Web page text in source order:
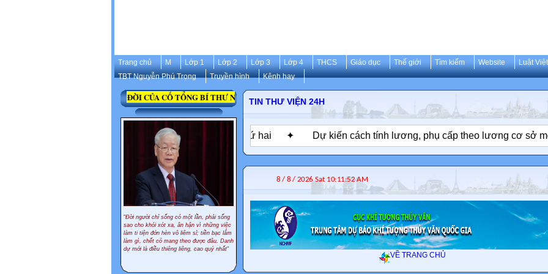
Trang chủ M Lớp 1 Lớp 2 Lớp 3 Lớp 4 THCS Giáo dục Thế giới Tìm kiếm Website Luật
TBT Nguyễn Phú Trọng
Truyền hình Kênh hay
SÂU SẮC, TÂM HUYẾT, ĐỂ ĐỜI CỦA CỐ TỔNG BÍ THƯ NGUYỄN PHÚ TRỌNG
"Đời người chỉ sống có một lần, phải sống
sao cho khỏi xót xa, ân hận vì những việc
làm ti tiện đớn hèn vô liêm sỉ; tiền bạc lắm
làm gì, chết có mang theo được đâu. Danh
dự mới là điều thiêng liêng, cao quý nhất"
TIN THƯ VIỆN 24H
hiện thực hóa mục tiêu tiếng Anh là ngôn ngữ thứ hai ✦ Dự kiến cách tính lương, phụ cấp theo lương cơ sở mới
VỀ TRANG CHỦ